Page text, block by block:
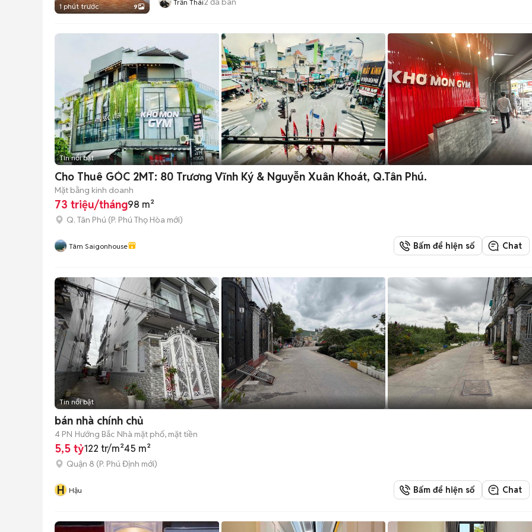
1 phút trước 9 Trần Thái
Tin nổi bật
Cho Thuê GÓC 2MT: 80 Trương Vĩnh Ký & Nguyễn Xuân Khoát, Q.Tân Phú.
Mặt bằng kinh doanh
73 triệu/tháng98 m²
Q. Tân Phú (P. Phú Thọ Hòa mới)
Tâm Saigonhouse Bấm để hiện số Chat
Tin nổi bật
bán nhà chính chủ
4 PN Hướng Bắc Nhà mặt phố, mặt tiền
5,5 tỷ122 tr/m²45 m²
Quận 8 (P. Phú Định mới)
H Hậu Bấm để hiện số Chat